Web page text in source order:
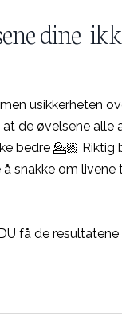
dine
usikkerheten
at de øvelsene alle
bedre 💁🏼 Riktig
snakke om livene
få de